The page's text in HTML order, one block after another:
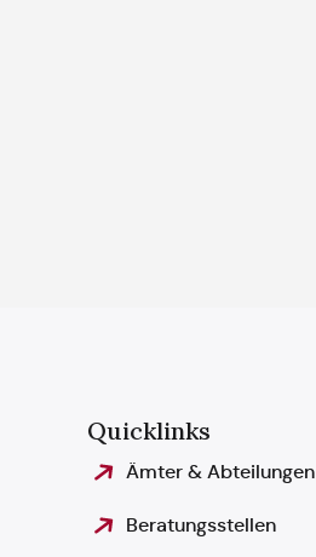
Quicklinks
Ämter & Abteilungen
Beratungsstellen